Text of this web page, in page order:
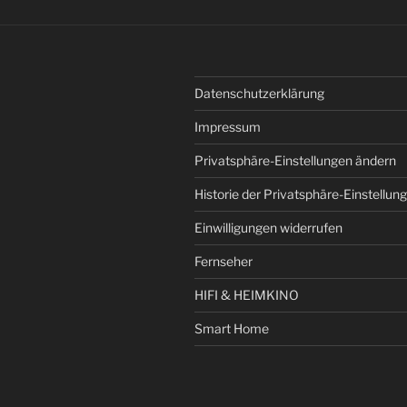
Datenschutzerklärung
Impressum
Privatsphäre-Einstellungen ändern
Historie der Privatsphäre-
Einwilligungen widerrufen
Fernseher
HIFI & HEIMKINO
Smart Home